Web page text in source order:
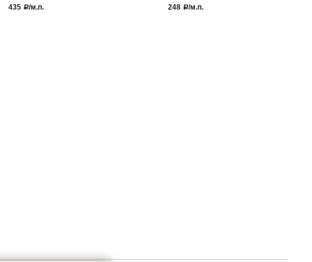
435
a/м.п.
248
a/м.п.